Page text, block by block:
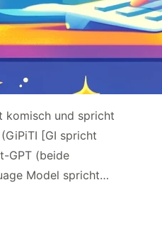
komisch und spricht
[GI spricht
GPT (beide
Model spricht…